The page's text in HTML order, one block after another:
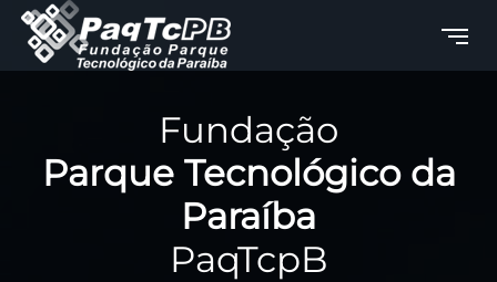
Fundação
Parque Tecnológico da
Paraíba
PaqTcpB